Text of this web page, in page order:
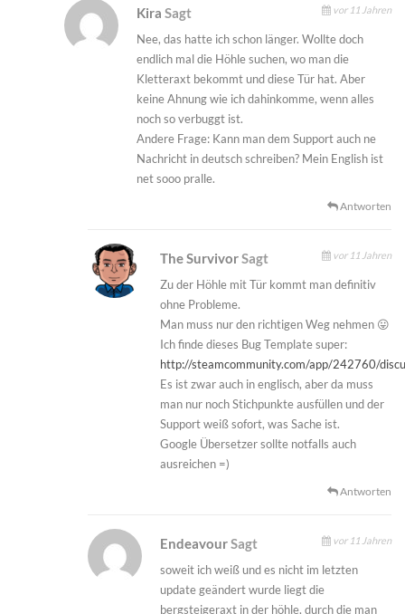
KiraSagt vor 11 Jahren
Nee, das hatte ich schon länger. Wollte doch
endlich mal die Höhle suchen, wo man die
Kletteraxt bekommt und diese Tür hat. Aber
keine Ahnung wie ich dahinkomme, wenn alles
noch so verbuggt ist.
Andere Frage: Kann man dem Support auch ne
Nachricht in deutsch schreiben? Mein English ist
net sooo pralle.
Antworten
The SurvivorSagt vor 11 Jahren
Zu der Höhle mit Tür kommt man definitiv
ohne Probleme.
Man muss nur den richtigen Weg nehmen 😛
Ich finde dieses Bug Template super:
http://steamcommunity.com/app/242760/
Es ist zwar auch in englisch, aber da muss
man nur noch Stichpunkte ausfüllen und der
Support weiß sofort, was Sache ist.
Google Übersetzer sollte notfalls auch
ausreichen =)
Antworten
EndeavourSagt vor 11 Jahren
soweit ich weiß und es nicht im letzten
update geändert wurde liegt die
bergsteigeraxt in der höhle, durch die man